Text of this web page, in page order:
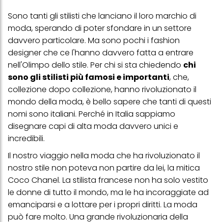
Sono tanti gli stilisti che lanciano il loro marchio di
moda, sperando di poter sfondare in un settore
davvero particolare. Ma sono pochi i fashion
designer che ce l'hanno davvero fatta a entrare
nell'Olimpo dello stile. Per chi si sta chiedendo chi
sono gli stilisti più famosi e importanti, che,
collezione dopo collezione, hanno rivoluzionato il
mondo della moda, è bello sapere che tanti di questi
nomi sono italiani. Perché in Italia sappiamo
disegnare capi di alta moda davvero unici e
incredibili.
Il nostro viaggio nella moda che ha rivoluzionato il
nostro stile non poteva non partire da lei, la mitica
Coco Chanel. La stilista francese non ha solo vestito
le donne di tutto il mondo, ma le ha incoraggiate ad
emanciparsi e a lottare per i propri diritti. La moda
può fare molto. Una grande rivoluzionaria della